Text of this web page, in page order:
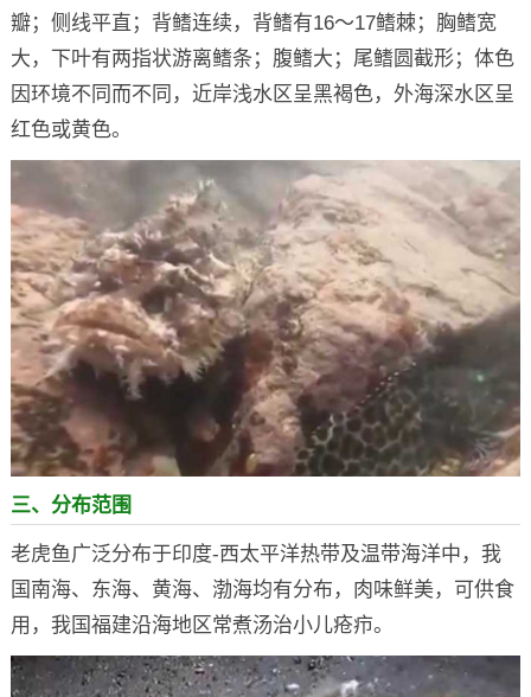
瓣；侧线平直；背鳍连续，背鳍有16～17鳍棘；胸鳍宽
大，下叶有两指状游离鳍条；腹鳍大；尾鳍圆截形；体色
因环境不同而不同，近岸浅水区呈黑褐色，外海深水区呈
红色或黄色。
三、分布范围
老虎鱼广泛分布于印度-西太平洋热带及温带海洋中，我
国南海、东海、黄海、渤海均有分布，肉味鲜美，可供食
用，我国福建沿海地区常煮汤治小儿疮疖。